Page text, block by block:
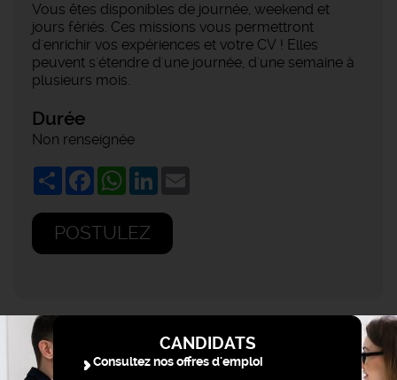
Vous êtes disponibles de journée, weekend et
jours fériés. Ces missions vous permettront
d'enrichir vos expériences et votre CV ! Elles
peuvent s'étendre d'une journée, d'une semaine à
plusieurs mois.
Durée
Non renseignée
ShareFacebookWhatsApp
LinkedIn
POSTULEZ
CANDIDATS
Consultez nos offres d'emploi